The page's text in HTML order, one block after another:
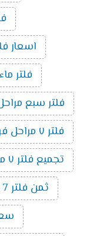
اسعار فلاتر
فلتر ماء 7مراحل
فلتر سبع
فلتر ٧ مراحل فريش
تجميع فلتر ٧ مراحل
ثمن فلتر 7 مراحل
سعر